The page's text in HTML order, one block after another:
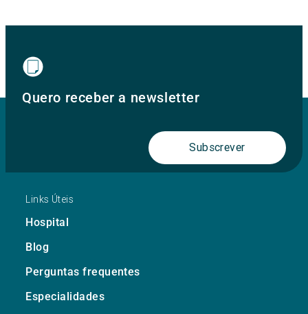
Quero receber a newsletter
Subscrever
Links Úteis
Hospital
Blog
Perguntas frequentes
Especialidades